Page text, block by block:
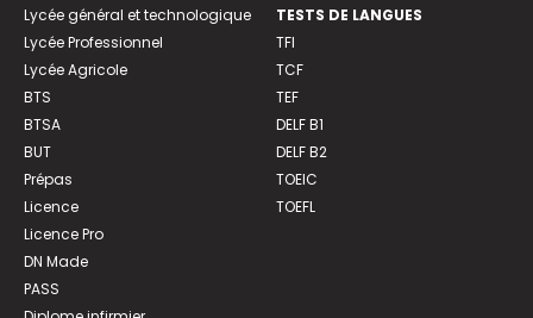
Lycée général et technologique
Lycée Professionnel
Lycée Agricole
BTS
BTSA
BUT
Prépas
Licence
Licence Pro
DN Made
PASS
TESTS DE LANGUES
TFI
TCF
TEF
DELF B1
DELF B2
TOEIC
TOEFL